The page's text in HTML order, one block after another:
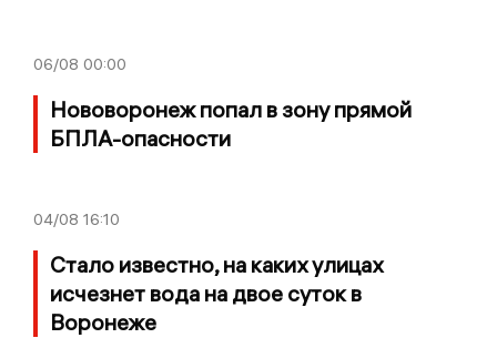
06/08 00:00
Нововоронеж попал в зону прямой
БПЛА-опасности
04/08 16:10
Стало известно, на каких улицах
исчезнет вода на двое суток в
Воронеже